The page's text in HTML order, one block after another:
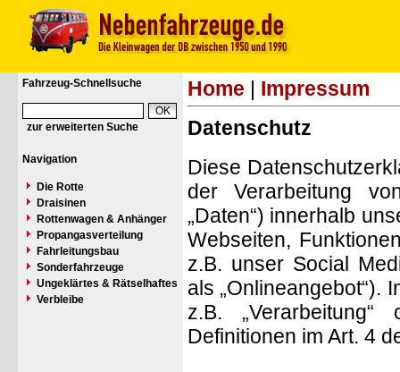
Fahrzeug-Schnellsuche
zur erweiterten Suche
Navigation
Die Rotte
Draisinen
Rottenwagen & Anhänger
Propangasverteilung
Fahrleitungsbau
Sonderfahrzeuge
Ungeklärtes & Rätselhaftes
Verbleibe
Home | Impressum
Datenschutz
Diese
der Verarbeitung
„Daten“) innerhalb
Webseiten,
z.B. unser Social
als „Onlineangebot“).
z.B.
Definitionen im Art. 4